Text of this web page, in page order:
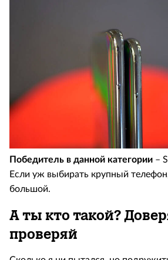
Победитель в данной категории –
Если уж выбирать крупный
большой.
А ты кто такой?
проверяй